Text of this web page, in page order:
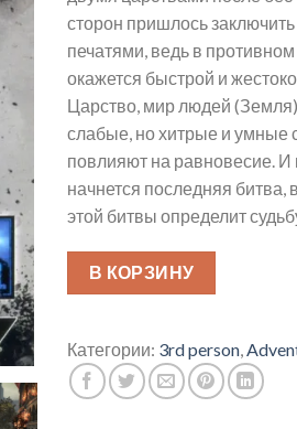
сторон пришлось
печатями, ведь в
окажется быстрой и
Царство, мир людей
слабые, но хитрые и умные
повлияют на равновесие. И
начнется последняя битва,
этой битвы определит
В КОРЗИНУ
Категории: 3rd person